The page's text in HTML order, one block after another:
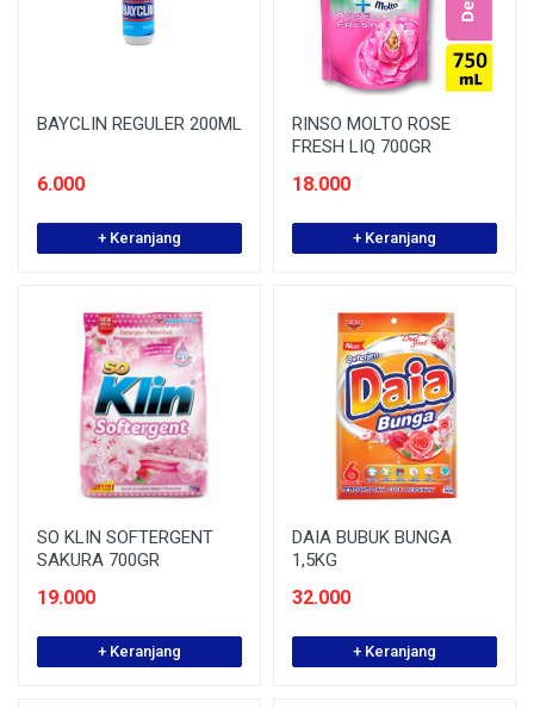
BAYCLIN REGULER 200ML
6.000
+ Keranjang
RINSO MOLTO ROSE
FRESH LIQ 700GR
18.000
+ Keranjang
SO KLIN SOFTERGENT
SAKURA 700GR
19.000
+ Keranjang
DAIA BUBUK BUNGA
1,5KG
32.000
+ Keranjang